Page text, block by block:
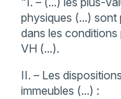
physiques (...) sont
dans les conditions
VH (...).​
II. – Les
immeubles (...) :